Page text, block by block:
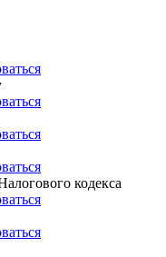
кодекса